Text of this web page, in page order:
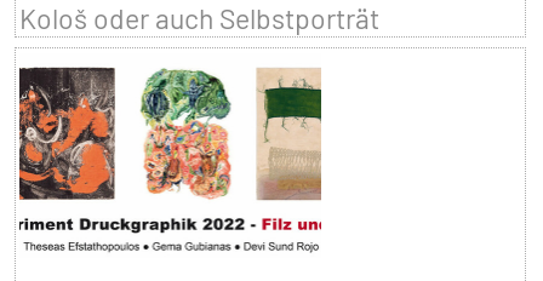
Kološ oder auch Selbstporträt